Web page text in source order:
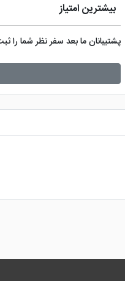
بیشترین امتیاز
پشتیبانان ما بعد سفر نظر شما